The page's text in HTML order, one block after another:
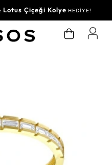
Lotus Çiçeği Kolye HEDİYE!